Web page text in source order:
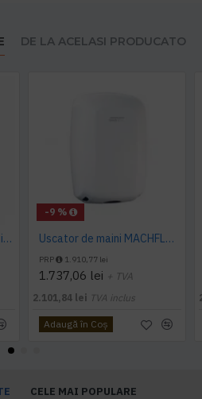
DE LA ACELASI PRODUCATOR
Uscator de maini din plastic 1400 W AQAS
-9 %
Uscator de maini MACHFLOW, gama Eco, actionare cu senzor, Mediclinics
PRP 1.910,77 lei
1.737,06 lei + TVA
2.101,84 lei TVA inclus
Adaugă în Coş
CELE MAI POPULARE